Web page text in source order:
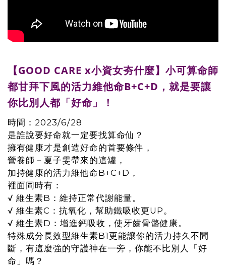
【GOOD CARE x小資女夯什麼】小可算命師
都甘拜下風的活力維他命B+C+D，就是要讓
你比別人都「好命」！
時間：2023/6/28
是誰說要好命就一定要找算命仙？
擁有健康才是創造好命的首要條件，
營養師－夏子雯帶來的這罐，
加持健康的活力維他命B+C+D，
裡面同時有：
√ 維生素B：維持正常代謝能量。
√ 維生素C：抗氧化，幫助鐵吸收更UP。
√ 維生素D：增進鈣吸收，使牙齒骨骼健康。
特殊成分長效型維生素B1更能讓你的活力持久不間
斷，有這麼強的守護神在一旁，你能不比別人「好
命」嗎？